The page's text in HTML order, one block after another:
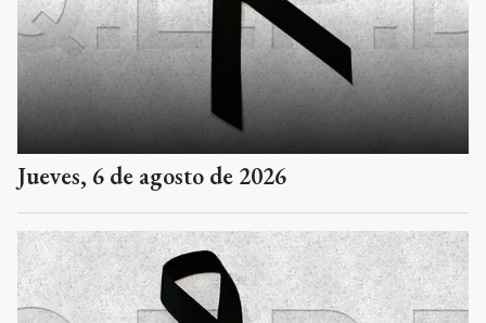
Jueves, 6 de agosto de 2026